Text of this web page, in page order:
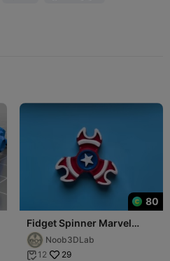
80
Fidget Spinner Marvel
Captain America (Print in
place)Noob3DLab
 12 29